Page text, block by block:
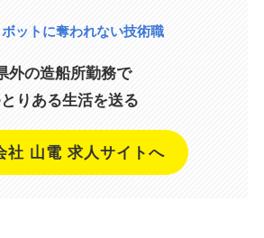
ットに奪われない技術職
外の造船所勤務で
りある生活を送る
社 山電 求人サイトへ